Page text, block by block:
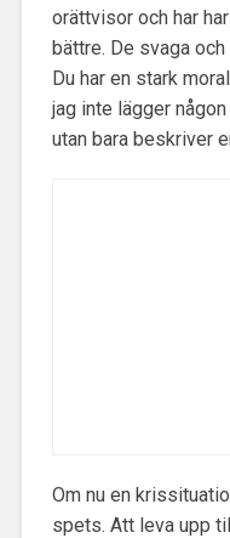
orättvisor och har
bättre. De svaga
Du har en stark
jag inte lägger
utan bara beskriver
Om nu en
spets. Att leva upp